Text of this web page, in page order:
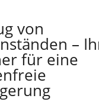
von
–
für eine